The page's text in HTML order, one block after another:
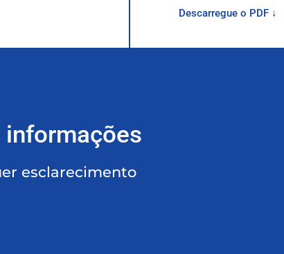
Descarregue o PDF ↓
esclarecimento